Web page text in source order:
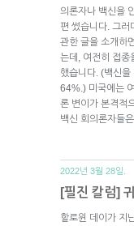
의론자나 백신을
편 썼습니다. 그러
관한 글을 소개하
는데, 여전히 접종
했습니다. (백신
64%.) 미국에는
론 변이가 본격적
백신 회의론자들은
2022년 3월 28일.
[필진 칼럼]
할로윈 데이가 지